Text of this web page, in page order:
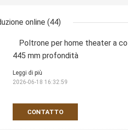
online (44)
Poltrone per home theater a
445 mm profondità
CONTATTO
Leggi di più
2026-06-18 16:32:59